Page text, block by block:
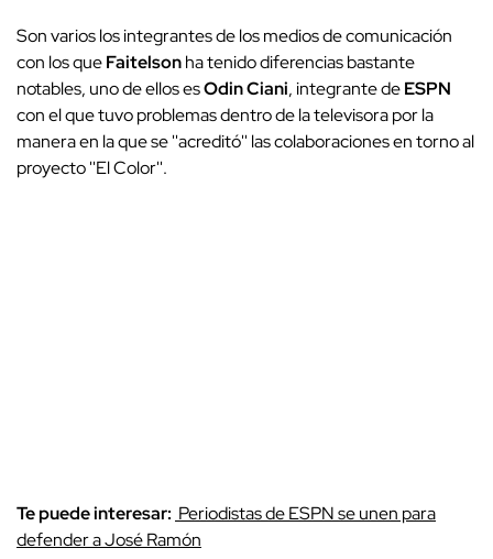
Son varios los integrantes de los medios de comunicación
con los queFaitelsonha tenido diferencias bastante
notables, uno de ellos esOdin Ciani, integrante deESPN
con el que tuvo problemas dentro de la televisora por la
manera en la que se ''acreditó'' las colaboraciones en torno al
proyecto ''El Color''.
Te puede interesar: Periodistas de ESPN se unen para
defender a José Ramón